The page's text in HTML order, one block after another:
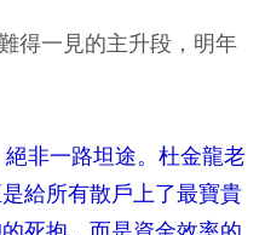
得一見的主升段，明年
非一路坦途。杜金龍老
給所有散戶上了最寶貴